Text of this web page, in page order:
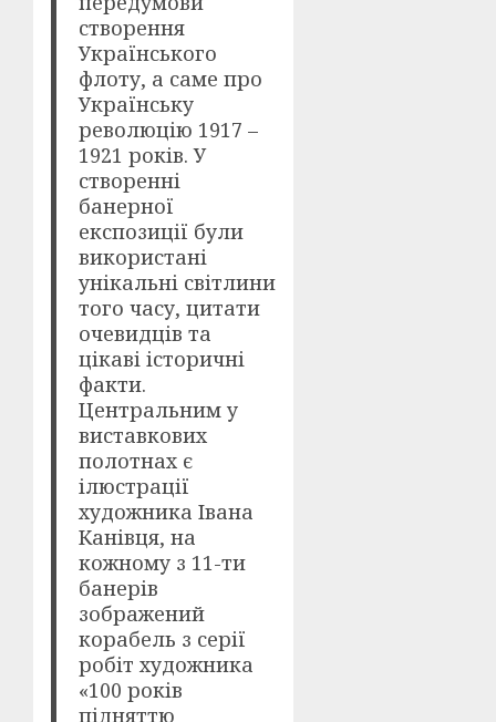
створення
Українського
флоту, а саме про
Українську
революцію 1917 –
1921 років. У
створенні
банерної
експозиції були
використані
унікальні світлини
того часу, цитати
очевидців та
цікаві історичні
факти.
Центральним у
виставкових
полотнах є
ілюстрації
художника Івана
Канівця, на
кожному з 11-ти
банерів
зображений
корабель з серії
робіт художника
«100 років
підняттю